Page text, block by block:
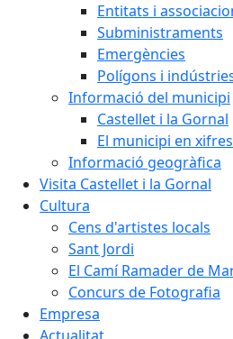
Entitats i
Subministraments
Emergències
Polígons i
Informació del municipi
Castellet i la Gornal
El municipi en xifres
Informació geogràfica
Visita Castellet i la Gornal
Cultura
Cens d'artistes locals
Sant Jordi
El Camí Ramader de
Concurs de Fotografia
Empresa